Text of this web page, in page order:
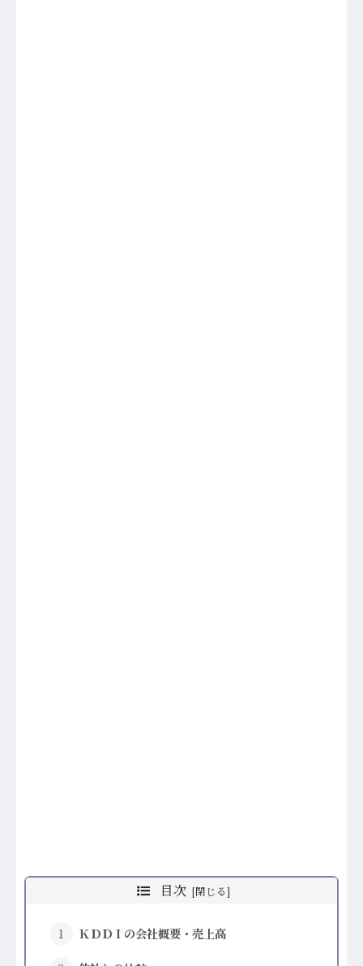
目次
ＫＤＤＩの会社概要・売上高